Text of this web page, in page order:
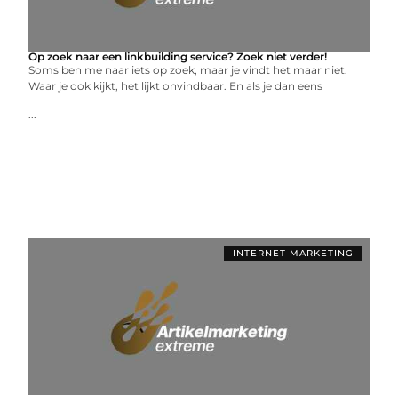
Op zoek naar een linkbuilding service? Zoek niet verder!
Soms ben me naar iets op zoek, maar je vindt het maar niet.
Waar je ook kijkt, het lijkt onvindbaar. En als je dan eens
...
INTERNET MARKETING